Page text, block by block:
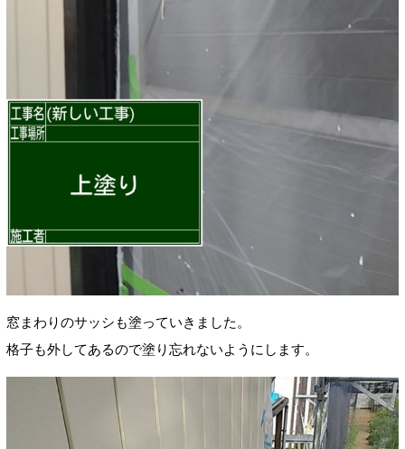
窓まわりのサッシも塗っていきました。
格子も外してあるので塗り忘れないようにします。